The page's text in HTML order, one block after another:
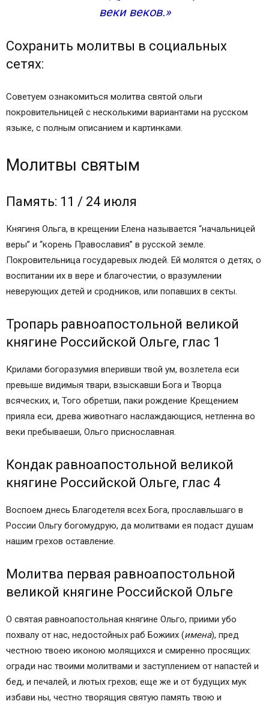
веки веков.»
Сохранить молитвы в социальных
сетях:
Советуем ознакомиться молитва святой ольги
покровительницей с несколькими вариантами на русском
языке, с полным описанием и картинками.
Молитвы святым
Память: 11 / 24 июля
Княгиня Ольга, в крещении Елена называется “начальницей
веры” и “корень Православия” в русской земле.
Покровительница государевых людей. Ей молятся о детях, о
воспитании их в вере и благочестии, о вразумлении
неверующих детей и сродников, или попавших в секты.
Тропарь равноапостольной великой
княгине Российской Ольге, глас 1
Крилами богоразумия вперивши твой ум, возлетела еси
превыше видимыя твари, взыскавши Бога и Творца
всяческих, и, Того обретши, паки рождение Крещением
прияла еси, древа животнаго наслаждающися, нетленна во
веки пребываеши, Ольго приснославная.
Кондак равноапостольной великой
княгине Российской Ольге, глас 4
Воспоем днесь Благодетеля всех Бога, прославльшаго в
России Ольгу богомудрую, да молитвами ея подаст душам
нашим грехов оставление.
Молитва первая равноапостольной
великой княгине Российской Ольге
О святая равноапостольная княгине Ольго, приими убо
похвалу от нас, недостойных раб Божиих (имена), пред
честною твоею иконою молящихся и смиренно просящих:
огради нас твоими молитвами и заступлением от напастей и
бед, и печалей, и лютых грехов; еще же и от будущих мук
избави ны, честно творящия святую память твою и